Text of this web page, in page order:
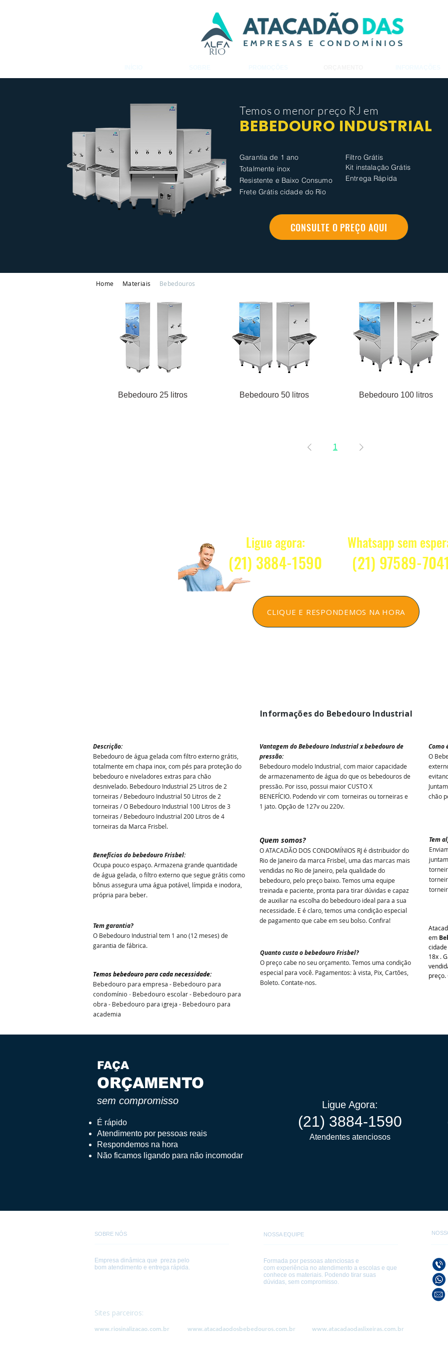
Temos o menor preço RJ em
BEBEDOURO INDUSTRIAL
Garantia de 1 ano
Totalmente inox
Resistente e Baixo Consumo
Frete Grátis cidade do Rio
Filtro Grátis
Kit instalação Grátis
Entrega Rápida​
CONSULTE O PREÇO AQUI
Home Materiais Bebedouros
Bebedouro 25 litros Bebedouro 50 litros Bebedouro 100 litros
1
Ligue agora:
(21) 3884-1590
Whatsapp sem
(21) 97589-
CLIQUE E RESPONDEMOS NA HORA
Informações do Bebedouro Industrial
Descrição:
Bebedouro de água gelada com filtro externo grátis,
totalmente em chapa inox, com pés para proteção do
bebedouro e niveladores extras para chão
desnivelado. Bebedouro Industrial 25 Litros de 2
torneiras / Bebedouro Industrial 50 Litros de 2
torneiras / O Bebedouro Industrial 100 Litros de 3
torneiras / Bebedouro Industrial 200 Litros de 4
torneiras da Marca Frisbel.
Vantagem do Bebedouro Industrial x bebedouro de
pressão:
Bebedouro modelo Industrial, com maior capacidade
de armazenamento de água do que os bebedouros de
pressão. Por isso, possui maior CUSTO X
BENEFÍCIO. Podendo vir com torneiras ou torneiras e
1 jato. Opção de 127v ou 220v.
Como
O
chão
Benefícios do bebedouro Frisbel:
Ocupa pouco espaço. Armazena grande quantidade
de água gelada, o filtro externo que segue grátis como
bônus assegura uma água potável, límpida e inodora,
própria para beber.
Tem garantia?
O Bebedouro Industrial tem 1 ano (12 meses) de
garantia de fábrica.
Temos bebedouro para cada necessidade:
Bebedouro para empresa - Bebedouro para
condomínio - Bebedouro escolar - Bebedouro para
obra - Bebedouro para igreja - Bebedouro para
academia
Quem somos?
O ATACADÃO DOS CONDOMÍNIOS RJ é distribuidor do
Rio de Janeiro da marca Frisbel, uma das marcas mais
vendidas no Rio de Janeiro, pela qualidade do
bebedouro, pelo preço baixo. Temos uma equipe
treinada e paciente, pronta para tirar dúvidas e capaz
de auxiliar na escolha do bebedouro ideal para a sua
necessidade. E é claro, temos uma condição especial
de pagamento que cabe em seu bolso. Confira!
Quanto custa obebedouro Frisbel?
O preço cabe no seu orçamento. Temos uma condição
especial para você. Pagamentos: à vista, Pix, Cartões,
Boleto. Contate-nos.
Tem
em
18x .
preço.
FAÇA
ORÇAMENTO
sem compromisso
É rápido
Atendimento por pessoas reais
Respondemos na hora
Não ficamos ligando para não incomodar
Ligue Agora:
(21) 3884-1590
Atendentes atenciosos
SOBRE NÓS
Empresa dinâmica que preza pelo
bom atendimento e entrega rápida.
NOSSA EQUIPE
Formada por pessoas atenciosas e
com experiência no atendimento a escolas e que
conhece os materiais. Podendo tirar suas
dúvidas, sem compromisso.
Sites parceiros:
www.riosinalizacao.com.br www.atacadaodosbebedouros.com.br www.atacadaodaslixeiras.com.br